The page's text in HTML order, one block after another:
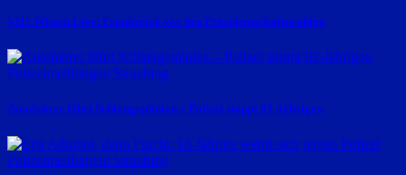
VHS.Wissen.Live: Frankreich vor den Präsidentschaftswahlen
Polizeimeldungen Straubing
Autofahrer fährt Schlangenlinien – Polizei stoppt 62-Jährigen
Polizeimeldungen Straubing